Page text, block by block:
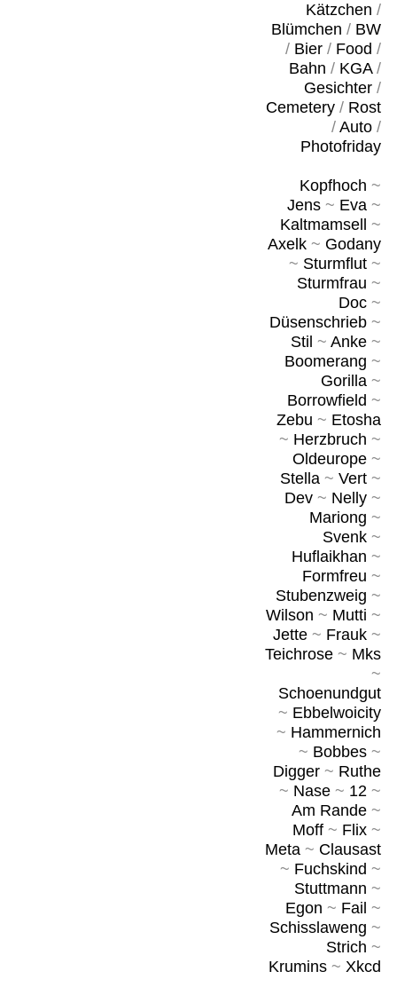
Kätzchen /
Blümchen / BW
/ Bier/ Food /
Bahn / KGA/
Gesichter/
Cemetery/ Rost
/ Auto/
Photofriday
Kopfhoch ~
Jens~ Eva~
Kaltmamsell
~
Axelk~ Godany
~ Sturmflut~
Sturmfrau ~
Doc~
Düsenschrieb~
Stil ~ Anke~
Boomerang ~
Gorilla~
Borrowfield ~
Zebu ~ Etosha
~ Herzbruch ~
Oldeurope~
Stella~ Vert~
Dev~ Nelly~
Mariong ~
Svenk~
Huflaikhan ~
Formfreu ~
Stubenzweig ~
Wilson ~ Mutti ~
Jette~ Frauk~
Teichrose~ Mks
~
Schoenundgut
~ Ebbelwoicity
~ Hammernich
~ Bobbes~
Digger~ Ruthe
~ Nase~ 12~
Am Rande~
Moff~ Flix~
Meta~ Clausast
~ Fuchskind ~
Stuttmann ~
Egon ~ Fail ~
Schisslaweng ~
Strich ~
Krumins~ Xkcd